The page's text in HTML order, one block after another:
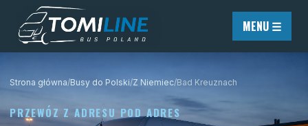
Przejdź do treści
MENU ☰
Strona główna/Busy do Polski/Z Niemiec/Bad Kreuznach
PRZEWÓZ Z ADRESU POD ADRES